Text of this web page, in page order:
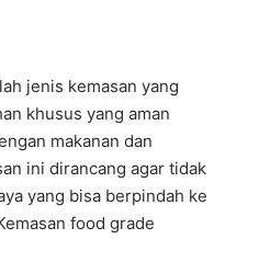
jenis kemasan yang
khusus yang aman
makanan dan
ini dirancang agar tidak
yang bisa berpindah ke
food grade